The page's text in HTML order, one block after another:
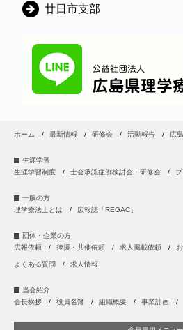
廿日市支部
ホーム 最新情報 研修会 活動報告 広
生涯学習
生涯学習制度
士会承認症例検討会・研修会
一般の方
理学療法士とは
広報誌「REGAC」
団体・企業の方
広報依頼
後援・共催依頼 求人掲載依頼
よくある質問 求人情報
当会紹介
会長挨拶
役員名簿 組織概要 事業計画